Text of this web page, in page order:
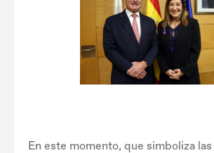
En este momento, que simboliza